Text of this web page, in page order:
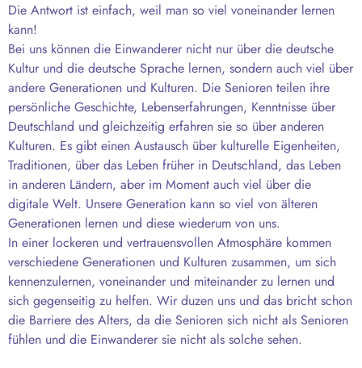
Die Antwort ist einfach, weil man so viel voneinander lernen
kann!
Bei uns können die Einwanderer nicht nur über die deutsche
Kultur und die deutsche Sprache lernen, sondern auch viel über
andere Generationen und Kulturen. Die Senioren teilen ihre
persönliche Geschichte, Lebenserfahrungen, Kenntnisse über
Deutschland und gleichzeitig erfahren sie so über anderen
Kulturen. Es gibt einen Austausch über kulturelle Eigenheiten,
Traditionen, über das Leben früher in Deutschland, das Leben
in anderen Ländern, aber im Moment auch viel über die
digitale Welt. Unsere Generation kann so viel von älteren
Generationen lernen und diese wiederum von uns.
In einer lockeren und vertrauensvollen Atmosphäre kommen
verschiedene Generationen und Kulturen zusammen, um sich
kennenzulernen, voneinander und miteinander zu lernen und
sich gegenseitig zu helfen. Wir duzen uns und das bricht schon
die Barriere des Alters, da die Senioren sich nicht als Senioren
fühlen und die Einwanderer sie nicht als solche sehen.